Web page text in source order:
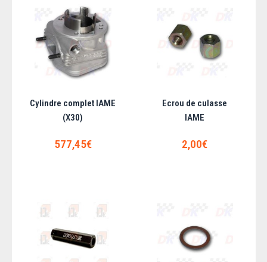
AJOUTER AU PANIER
Ajouter aux articles préférés
Ajouter au comparatif
Culasse moteur IAME (X30)
Cylindre complet IAME
(X30)
577,45€
Ecrou de culasse
IAME
2,00€